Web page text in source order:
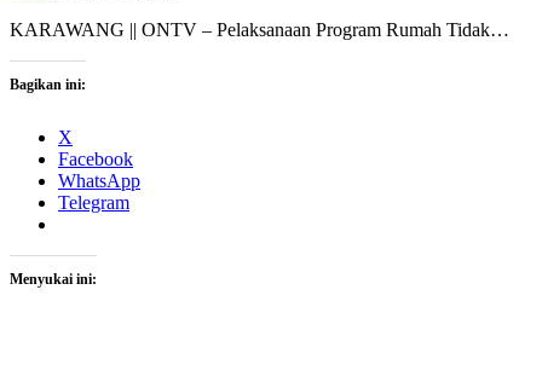
KARAWANG || ONTV – Pelaksanaan Program Rumah Tidak…
Bagikan ini:
X
Facebook
WhatsApp
Telegram
Menyukai ini: